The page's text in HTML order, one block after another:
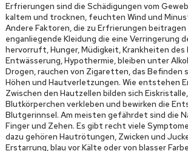
Erfrierungen sind die Schädigungen vom
kaltem und trocknen, feuchten Wind und
Andere Faktoren, die zu Erfrierungen
enganliegende Kleidung die eine Verringerung
hervorruft, Hunger, Müdigkeit, Krankheiten
Entwässerung, Hypothermie, bleiben unter
Drogen, rauchen von Zigaretten, das Befinden
Höhen und Hautverletzungen. Wie entstehen
Zwischen den Hautzellen bilden sich
Blutkörperchen verkleben und bewirken die
Blutgerinnsel. Am meisten gefährdet sind die
Finger und Zehen. Es gibt recht viele
dazu gehören Hautrötungen, Zwicken und
Erstarrung, blau vor Kälte oder von blasser